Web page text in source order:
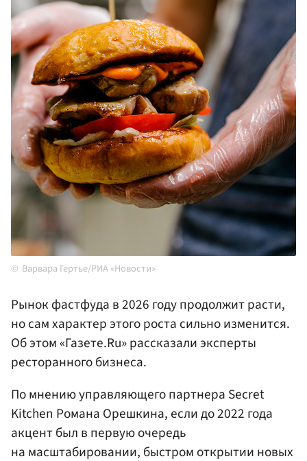
Варвара Гертье/РИА «Новости»
Рынок фастфуда в 2026 году продолжит расти,
но сам характер этого роста сильно изменится.
Об этом «Газете.Ru» рассказали эксперты
ресторанного бизнеса.
По мнению управляющего партнера Secret
Kitchen Романа Орешкина, если до 2022 года
акцент был в первую очередь
на масштабировании, быстром открытии новых